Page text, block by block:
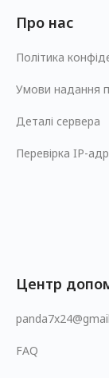
Про нас
Політика
Умови надання
Деталі сервера
Перевірка IP-
Центр
FAQ